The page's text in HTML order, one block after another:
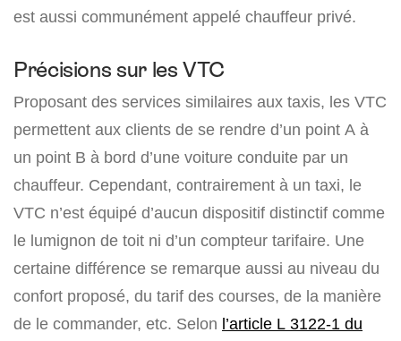
est aussi communément appelé chauffeur privé.
Précisions sur les VTC
Proposant des services similaires aux taxis, les VTC
permettent aux clients de se rendre d’un point A à
un point B à bord d’une voiture conduite par un
chauffeur. Cependant, contrairement à un taxi, le
VTC n’est équipé d’aucun dispositif distinctif comme
le lumignon de toit ni d’un compteur tarifaire. Une
certaine différence se remarque aussi au niveau du
confort proposé, du tarif des courses, de la manière
de le commander, etc. Selon l’article L 3122-1 du